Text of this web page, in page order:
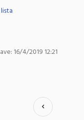
16/4/2019 12:21